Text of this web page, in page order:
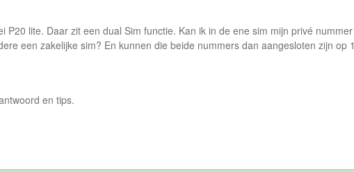
P20 lite. Daar zit een dual Sim functie. Kan ik in de ene sim mijn privé nummer
een zakelijke sim? En kunnen die beide nummers dan aangesloten zijn op 1
en tips.